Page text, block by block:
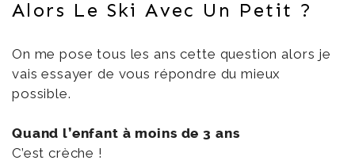
Alors Le Ski Avec Un Petit ?
On me pose tous les ans cette question alors je
vais essayer de vous répondre du mieux
possible.
Quand l’enfant à moins de 3 ans
C’est crèche !